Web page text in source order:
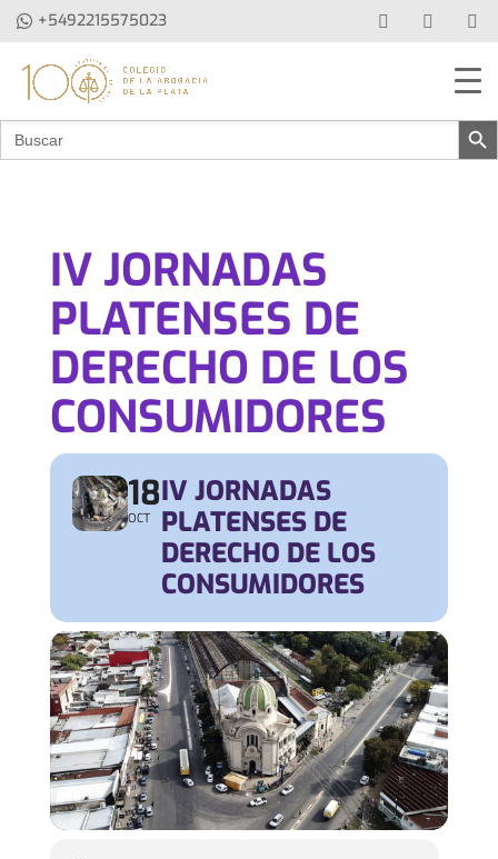
+5492215575023
Buscar: Botón de
IV JORNADAS
PLATENSES DE
DERECHO DE LOS
CONSUMIDORES
18
OCT
IV JORNADAS
PLATENSES DE
DERECHO DE LOS
CONSUMIDORES